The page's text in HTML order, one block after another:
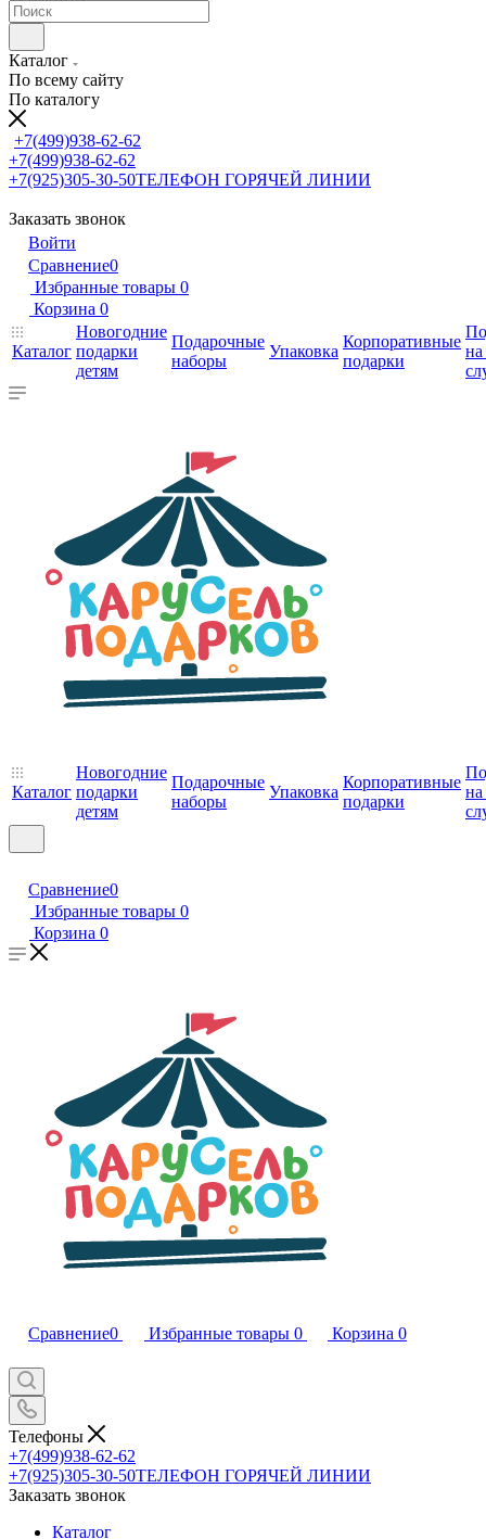
Каталог
По всему сайту
По каталогу
+7(499)938-62-62
+7(499)938-62-62
+7(925)305-30-50ТЕЛЕФОН ГОРЯЧЕЙ ЛИНИИ
Заказать звонок
Войти
Сравнение0
Избранные товары 0
Корзина 0
Каталог
Новогодние
подарки
детям
Подарочные
наборы
Упаковка
Корпоративные
подарки
на
Каталог
Новогодние
подарки
детям
Подарочные
наборы
Упаковка
Корпоративные
подарки
на
Сравнение0
Избранные товары 0
Корзина 0
Сравнение0 Избранные товары 0 Корзина 0
Телефоны
+7(499)938-62-62
+7(925)305-30-50ТЕЛЕФОН ГОРЯЧЕЙ ЛИНИИ
Заказать звонок
Каталог